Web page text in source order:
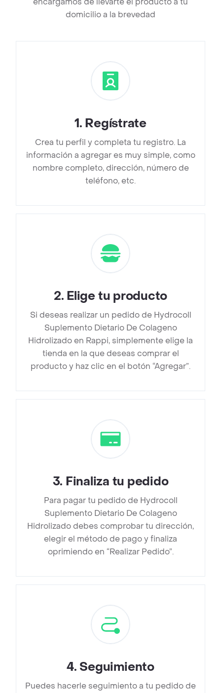
domicilio a la brevedad
1. Regístrate
Crea tu perfil y completa tu registro. La
información a agregar es muy simple, como
nombre completo, dirección, número de
teléfono, etc.
2. Elige tu producto
Si deseas realizar un pedido de Hydrocoll
Suplemento Dietario De Colageno
Hidrolizado en Rappi, simplemente elige la
tienda en la que deseas comprar el
producto y haz clic en el botón “Agregar”.
3. Finaliza tu pedido
Para pagar tu pedido de Hydrocoll
Suplemento Dietario De Colageno
Hidrolizado debes comprobar tu dirección,
elegir el método de pago y finaliza
oprimiendo en “Realizar Pedido”.
4. Seguimiento
Puedes hacerle seguimiento a tu pedido de